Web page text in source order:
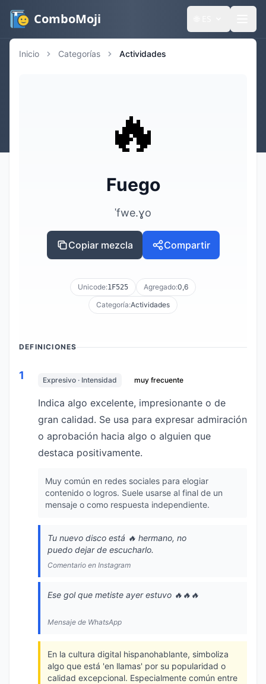
ComboMoji
Inicio Categorías Actividades
🔥
Fuego
ˈfwe.ɣo
Copiar mezcla Compartir
Unicode:1F525 Agregado:0,6
Categoría:Actividades
DEFINICIONES
1 Expresivo · Intensidad muy frecuente
Indica algo excelente, impresionante o de
gran calidad. Se usa para expresar admiración
o aprobación hacia algo o alguien que
destaca positivamente.
Muy común en redes sociales para elogiar
contenido o logros. Suele usarse al final de un
mensaje o como respuesta independiente.
Tu nuevo disco está 🔥 hermano, no
puedo dejar de escucharlo.
Comentario en Instagram
Ese gol que metiste ayer estuvo 🔥🔥🔥
Mensaje de WhatsApp
En la cultura digital hispanohablante, simboliza
algo que está 'en llamas' por su popularidad o
calidad excepcional. Especialmente común entre